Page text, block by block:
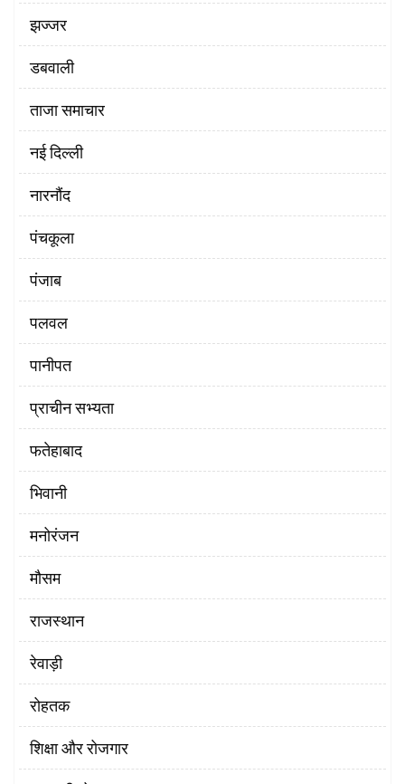
झज्जर
डबवाली
ताजा समाचार
नई दिल्ली
नारनौंद
पंचकूला
पंजाब
पलवल
पानीपत
प्राचीन सभ्यता
फतेहाबाद
भिवानी
मनोरंजन
मौसम
राजस्थान
रेवाड़ी
रोहतक
शिक्षा और रोजगार